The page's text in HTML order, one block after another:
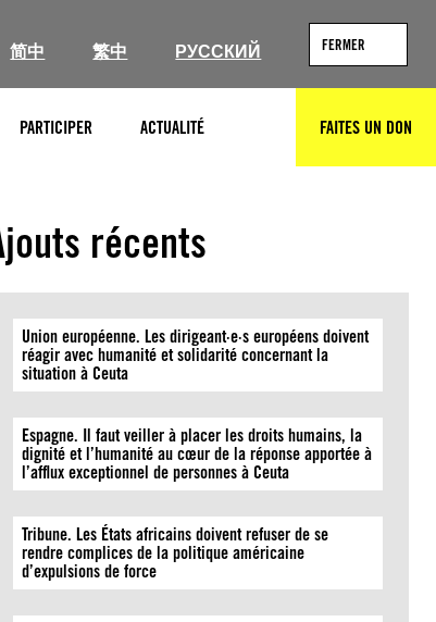
简中 繁中 РУССКИЙ FERMER
PARTICIPER ACTUALITÉ RECHERCHERFAITES UN DON
récents
Union européenne. Les dirigeant·e·s européens doivent
réagir avec humanité et solidarité concernant la
situation à Ceuta
Espagne. Il faut veiller à placer les droits humains, la
dignité et l’humanité au cœur de la réponse apportée à
l’afflux exceptionnel de personnes à Ceuta
Tribune. Les États africains doivent refuser de se
rendre complices de la politique américaine
d’expulsions de force